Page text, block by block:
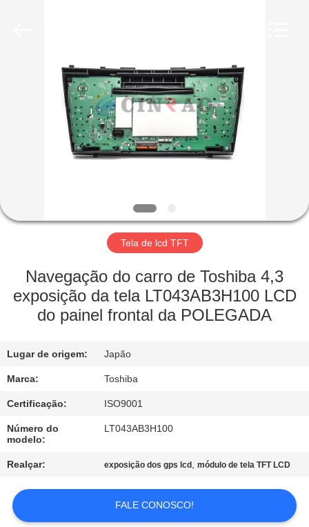
PRODUTOS
RV
NÓS
EXCURSÃO
FÁBRICA
CONTROLE
DA
QUALIDADE
CONTACTE-
NOS
Tela de lcd TFT
Navegação do carro de Toshiba 4,3
exposição da tela LT043AB3H100 LCD
do painel frontal da POLEGADA
Lugar de origem: Japão
Marca: Toshiba
Certificação: ISO9001
Número do
modelo:
LT043AB3H100
Realçar: exposição dos gps lcd ,módulo de tela TFT LCD
FALE CONOSCO!